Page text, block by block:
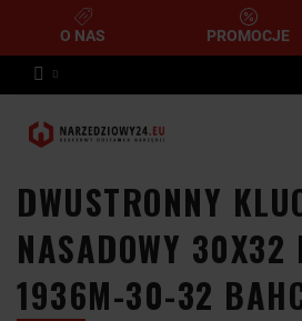
O NAS PROMOCJE
DWUSTRONNY
NASADOWY 30X32
1936M-30-32